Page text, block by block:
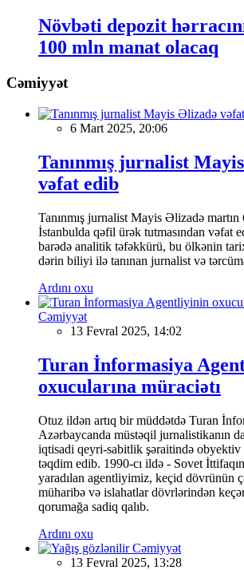
Növbəti depozit
100 mln manat olacaq
Cəmiyyət
6 Mart 2025, 20:06
Tanınmış jurnalist
vəfat edib
Tanınmış jurnalist Mayis Əlizadə martın
İstanbulda qəfil ürək tutmasından vəfat
barədə analitik təfəkkürü, bu ölkənin
dərin biliyi ilə tanınan jurnalist və
Ardını oxu
Cəmiyyət
13 Fevral 2025, 14:02
Turan İnformasiya
oxucularına müraciətı
Otuz ildən artıq bir müddətdə Turan
Azərbaycanda müstəqil jurnalistikanın
iqtisadi qeyri-sabitlik şəraitində obyektiv
təqdim edib. 1990-cı ildə - Sovet
yaradılan agentliyimiz, keçid dövrünün
müharibə və islahatlar dövrlərindən
qorumağa sadiq qalıb.
Ardını oxu
Cəmiyyət
13 Fevral 2025, 13:28